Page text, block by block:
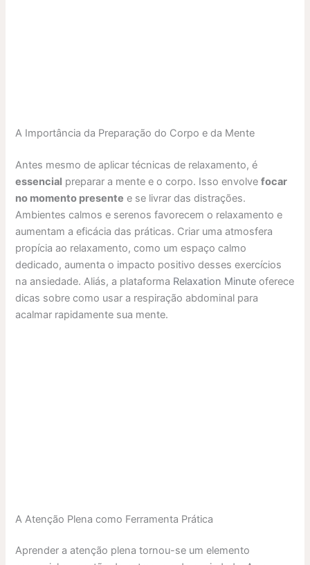
A Importância da Preparação do Corpo e da Mente
Antes mesmo de aplicar técnicas de relaxamento, é
essencial preparar a mente e o corpo. Isso envolvefocar
no momento presente e se livrar das distrações.
Ambientes calmos e serenos favorecem o relaxamento e
aumentam a eficácia das práticas. Criar uma atmosfera
propícia ao relaxamento, como um espaço calmo
dedicado, aumenta o impacto positivo desses exercícios
na ansiedade. Aliás, a plataforma Relaxation Minute oferece
dicas sobre como usar a respiração abdominal para
acalmar rapidamente sua mente.
A Atenção Plena como Ferramenta Prática
Aprender a atenção plena tornou-se um elemento